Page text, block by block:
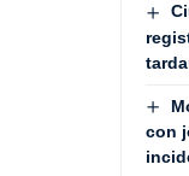
con